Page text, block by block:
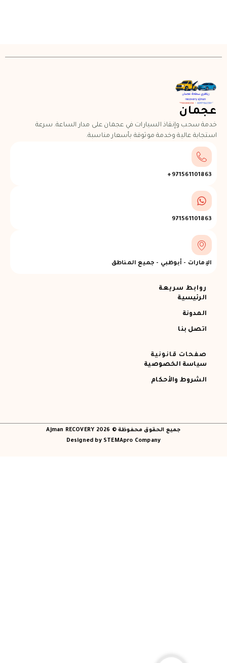
وإنقاذ السيارات في عجمان على مدار الساعة. سرعة
عالية وخدمة موثوقة بأسعار مناسبة.
- أبوظبي - جميع المناطق
سريعة
بنا
قانونية
الخصوصية
والأحكام
جميع الحقوق محفوظة © 2026 Ajman RECOVERY
Designed by STEMApro Company